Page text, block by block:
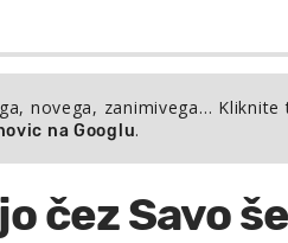
novega, zanimivega… Kliknite
na Googlu.
čez Savo